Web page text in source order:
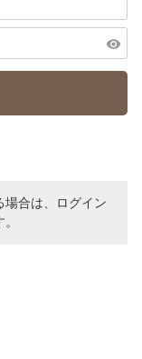
visibility
場合は、ログイン